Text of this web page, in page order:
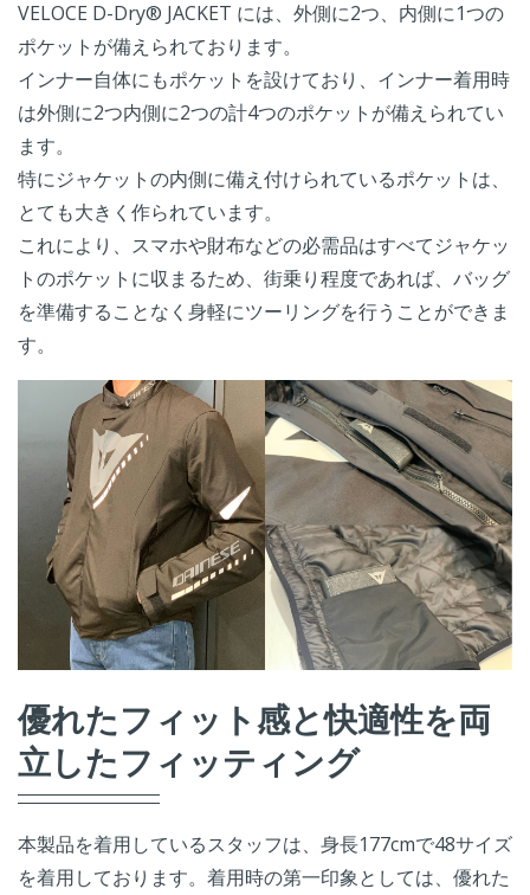
VELOCE D-Dry® JACKET には、外側に2つ、内側に1つの
ポケットが備えられております。
インナー自体にもポケットを設けており、インナー着用時
は外側に2つ内側に2つの計4つのポケットが備えられてい
ます。
特にジャケットの内側に備え付けられているポケットは、
とても大きく作られています。
これにより、スマホや財布などの必需品はすべてジャケッ
トのポケットに収まるため、街乗り程度であれば、バッグ
を準備することなく身軽にツーリングを行うことができま
す。
優れたフィット感と快適性を両
立したフィッティング
本製品を着用しているスタッフは、身長177cmで48サイズ
を着用しております。着用時の第一印象としては、優れた